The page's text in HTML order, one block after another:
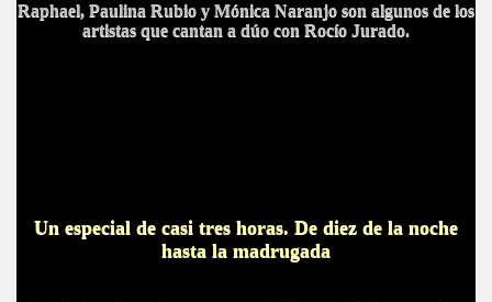
Raphael, Paulina Rubio y Mónica Naranjo son algunos de los
artistas que cantan a dúo con Rocío Jurado.
Un especial de casi tres horas. De diez de la noche
hasta la madrugada